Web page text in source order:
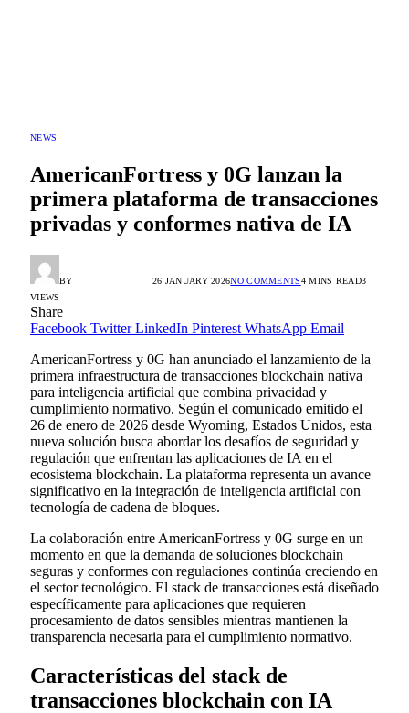
NEWS
AmericanFortress y 0G lanzan la
primera plataforma de transacciones
privadas y conformes nativa de IA
BY 26 JANUARY 2026NO COMMENTS4 MINS READ3
VIEWS
Share
Facebook Twitter LinkedIn Pinterest WhatsApp Email
AmericanFortress y 0G han anunciado el lanzamiento de la
primera infraestructura de transacciones blockchain nativa
para inteligencia artificial que combina privacidad y
cumplimiento normativo. Según el comunicado emitido el
26 de enero de 2026 desde Wyoming, Estados Unidos, esta
nueva solución busca abordar los desafíos de seguridad y
regulación que enfrentan las aplicaciones de IA en el
ecosistema blockchain. La plataforma representa un avance
significativo en la integración de inteligencia artificial con
tecnología de cadena de bloques.
La colaboración entre AmericanFortress y 0G surge en un
momento en que la demanda de soluciones blockchain
seguras y conformes con regulaciones continúa creciendo en
el sector tecnológico. El stack de transacciones está diseñado
específicamente para aplicaciones que requieren
procesamiento de datos sensibles mientras mantienen la
transparencia necesaria para el cumplimiento normativo.
Características del stack de
transacciones blockchain con IA